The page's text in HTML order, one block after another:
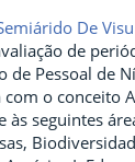
De Visu
de
de Pessoal de
o conceito
às seguintes